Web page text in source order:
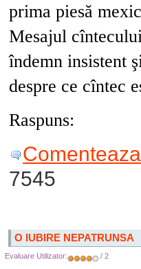
prima piesă
Mesajul
îndemn insistent
despre ce cîntec
Raspuns:
7545
O IUBIRE NEPATRUNSA
Evaluare Utilizator: / 2